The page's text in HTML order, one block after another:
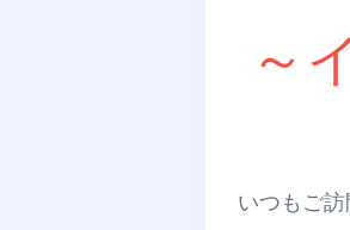
～
いつもご訪